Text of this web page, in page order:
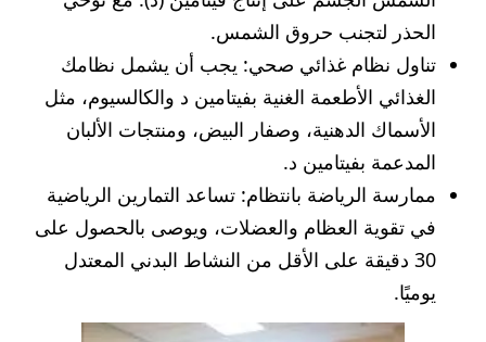
الحذر لتجنب حروق الشمس.
تناول نظام غذائي صحي: يجب أن يشمل نظامك
الغذائي الأطعمة الغنية بفيتامين د والكالسيوم، مثل
الأسماك الدهنية، وصفار البيض، ومنتجات الألبان
المدعمة بفيتامين د.
ممارسة الرياضة بانتظام: تساعد التمارين الرياضية
في تقوية العظام والعضلات، ويوصى بالحصول على
30 دقيقة على الأقل من النشاط البدني المعتدل
يوميًا.